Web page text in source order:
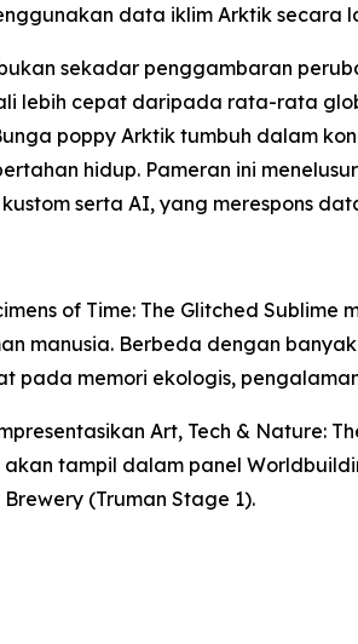
data iklim Arktik secara
sekadar penggambaran
lebih cepat daripada rata-rata
poppy Arktik tumbuh dalam
hidup. Pameran ini
serta AI, yang merespons
of Time: The Glitched Sublime
manusia. Berbeda dengan
pada memori ekologis,
Art, Tech & Nature:
akan tampil dalam panel
(Truman Stage 1).